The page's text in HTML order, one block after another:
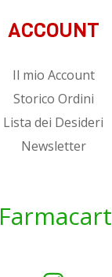
ACCOUNT
Il mio Account
Storico Ordini
Lista dei Desideri
Newsletter
Farmacart